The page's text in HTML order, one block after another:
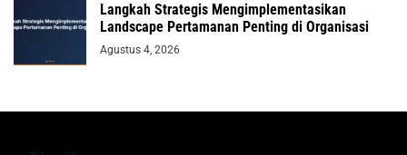
Langkah Strategis Mengimplementasikan
Landscape Pertamanan Penting di Organisasi
Agustus 4, 2026